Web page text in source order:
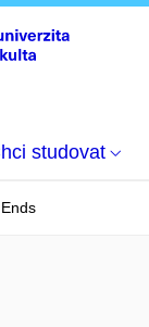
studovat